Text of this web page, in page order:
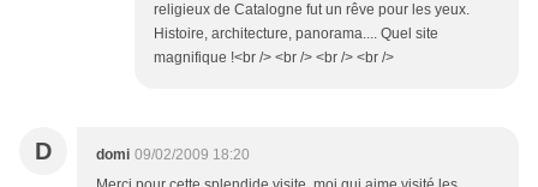
religieux de Catalogne fut un rêve pour les yeux.
Histoire, architecture, panorama.... Quel site
magnifique !<br /> <br /> <br /> <br />
D domi 09/02/2009 18:20